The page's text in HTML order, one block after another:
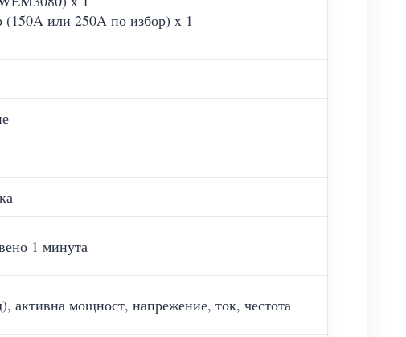
(150A или 250A по избор) x 1
1 минута
активна мощност, напрежение, ток, честота